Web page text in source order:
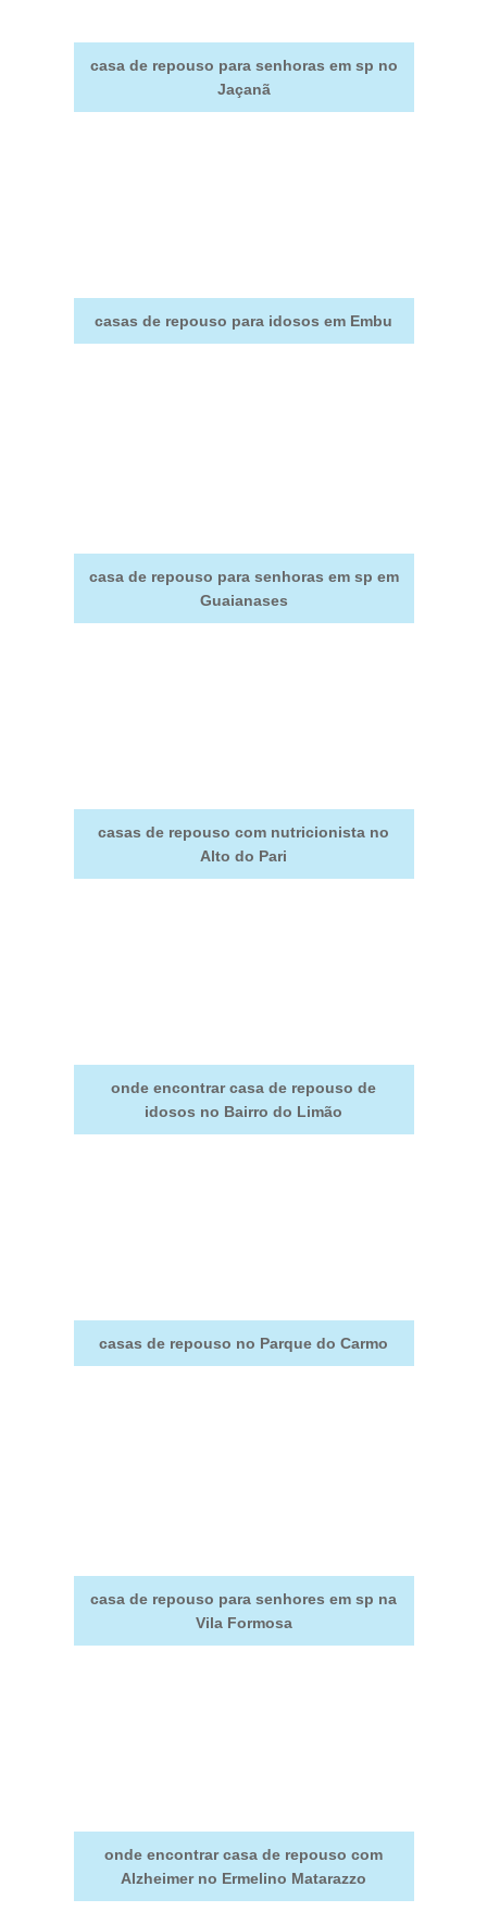
casa de repouso para senhoras em sp no
Jaçanã
casas de repouso para idosos em Embu
casa de repouso para senhoras em sp em
Guaianases
casas de repouso com nutricionista no
Alto do Pari
onde encontrar casa de repouso de
idosos no Bairro do Limão
casas de repouso no Parque do Carmo
casa de repouso para senhores em sp na
Vila Formosa
onde encontrar casa de repouso com
Alzheimer no Ermelino Matarazzo